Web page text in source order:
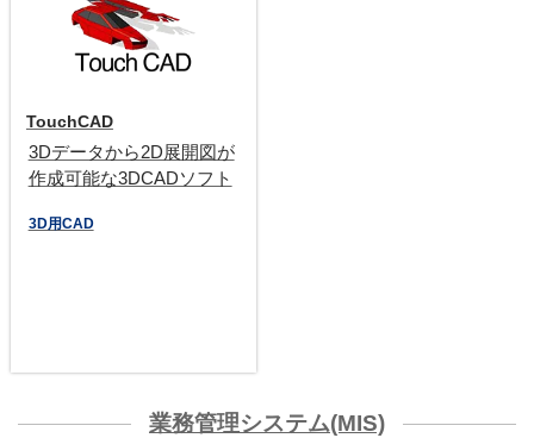
TouchCAD
3Dデータから2D展開図が
作成可能な3DCADソフト
3D用CAD
業務管理システム(MIS)